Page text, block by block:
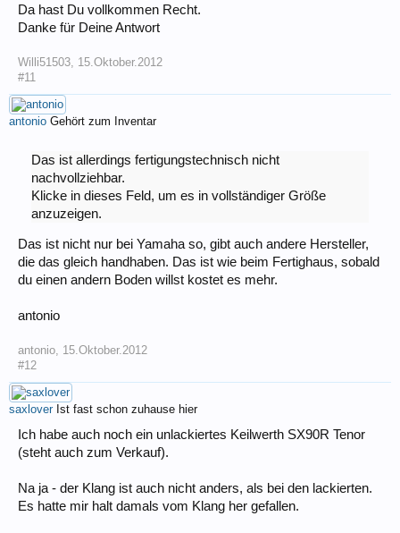
Da hast Du vollkommen Recht.
Danke für Deine Antwort
Willi51503 15.Oktober.2012
#11
antonio Gehört zum Inventar
Das ist allerdings fertigungstechnisch nicht
nachvollziehbar.
Klicke in dieses Feld, um es in vollständiger Größe
anzuzeigen.
Das ist nicht nur bei Yamaha so, gibt auch andere Hersteller,
die das gleich handhaben. Das ist wie beim Fertighaus, sobald
du einen andern Boden willst kostet es mehr.
antonio
antonio, 15.Oktober.2012
#12
saxlover Ist fast schon zuhause hier
Ich habe auch noch ein unlackiertes Keilwerth SX90R Tenor
(steht auch zum Verkauf).
Na ja - der Klang ist auch nicht anders, als bei den lackierten.
Es hatte mir halt damals vom Klang her gefallen.